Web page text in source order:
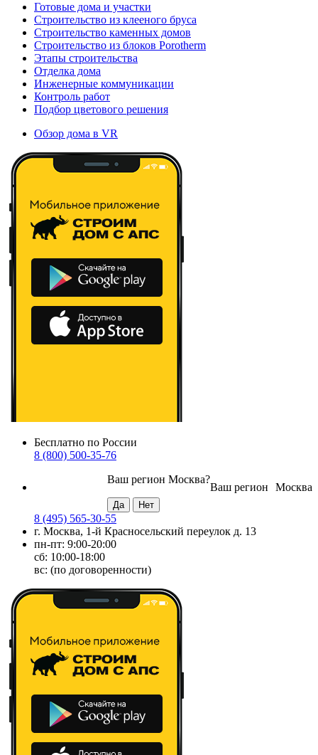
Готовые дома и участки
Строительство из клееного бруса
Строительство каменных домов
Строительство из блоков Porotherm
Этапы строительства
Отделка дома
Инженерные коммуникации
Контроль работ
Подбор цветового решения
Обзор дома в VR
Бесплатно по России
8 (800) 500-35-76
Москва
Ваш регион
Ваш регион Москва?
8 (495) 565-30-55
г. Москва, 1-й Красносельский переулок д. 13
пн-пт: 9:00-20:00
сб: 10:00-18:00
вс: (по договоренности)